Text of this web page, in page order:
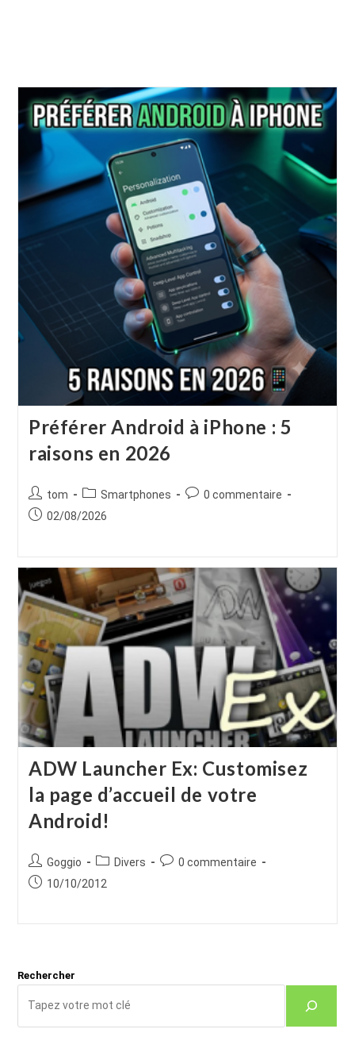
Préférer Android à iPhone : 5
raisons en 2026
Auteur/autrice
de
tom
Post
category:
Smartphones
Commentaires
0 commentaire
Publication
02/08/2026
ADW Launcher Ex: Customisez
la page d’accueil de votre
Android!
Auteur/autrice
de
Goggio
Post
category:
Divers
Commentaires
0 commentaire
Publication
10/10/2012
Rechercher